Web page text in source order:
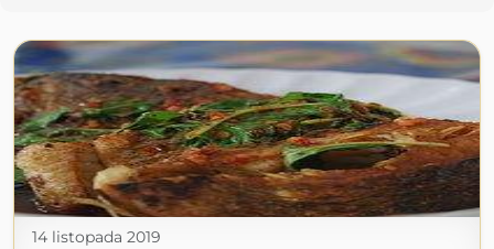
14 listopada 2019